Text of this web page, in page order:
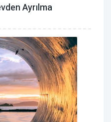
Ayrılma